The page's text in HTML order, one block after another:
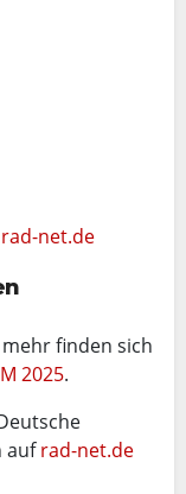
rad-net.de
finden sich
2025.
aufrad-net.de